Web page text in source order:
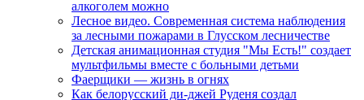
алкоголем можно
Лесное видео. Современная система наблюдения
за лесными пожарами в Глусском лесничестве
Детская анимационная студия "Мы Есть!" создает
мультфильмы вместе с больными детьми
Фаерщики — жизнь в огнях
Как белорусский ди-джей Руденя создал